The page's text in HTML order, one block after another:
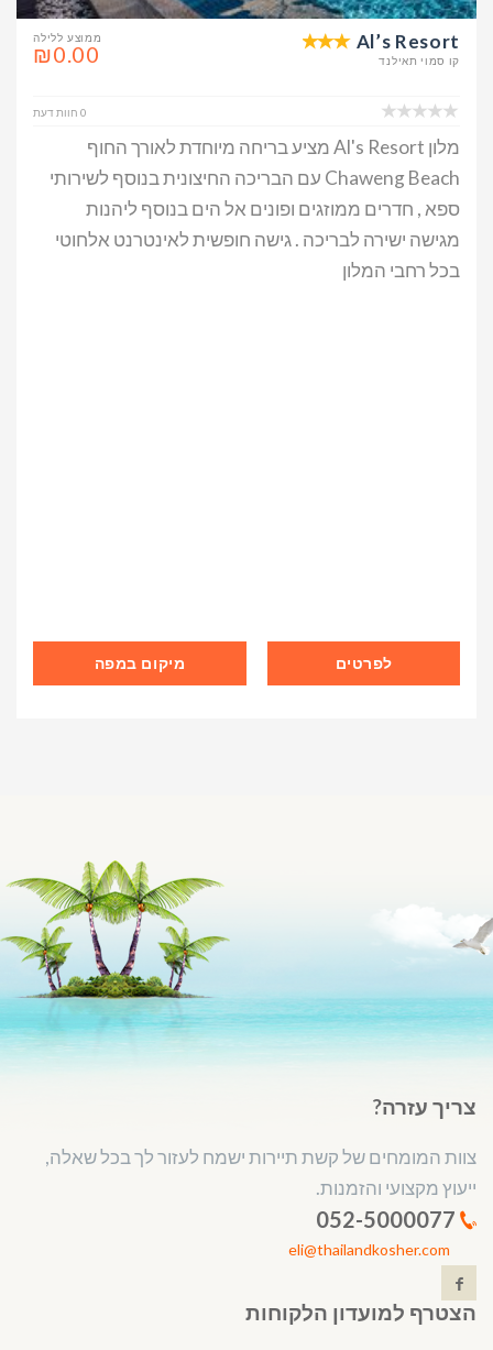
ממוצע ללילה
₪0.00 Al’s Resort
קו סמוי תאילנד
0 חוות דעת
מלון Al's Resort מציע בריחה מיוחדת לאורך החוף
Chaweng Beach עם הבריכה החיצונית בנוסף לשירותי
ספא , חדרים ממוזגים ופונים אל הים בנוסף ליהנות
מגישה ישירה לבריכה . גישה חופשית לאינטרנט אלחוטי
בכל רחבי המלון
לפרטים מיקום במפה
צריך עזרה?
צוות המומחים של קשת תיירות ישמח לעזור לך בכל שאלה,
ייעוץ מקצועי והזמנות.
eli@thailandkosher.com
הצטרף למועדון הלקוחות